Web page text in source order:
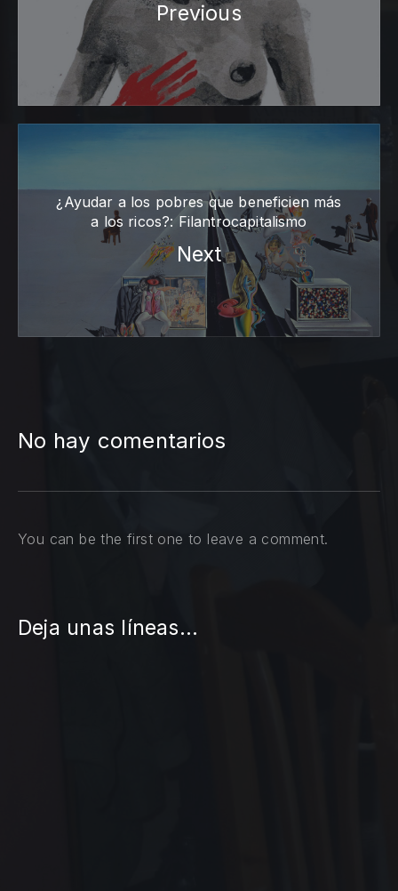
Previous
¿Ayudar a los pobres que beneficien más
a los ricos?: Filantrocapitalismo
Next
No hay comentarios
You can be the first one to leave a comment.
Deja unas líneas...